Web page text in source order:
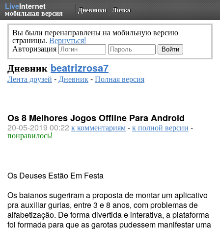
LiveInternet
мобильная версия Дневники Личка
Вы были перенаправлены на мобильную версию
страницы. Вернуться!
Авторизация
Дневник beatrizrosa7
Лента друзей -Дневник-Полная версия
Os 8 Melhores Jogos Offline Para Android
20-05-2019 00:22 к комментариям-к полной версии -
понравилось!
Os Deuses Estão Em Festa
Os baianos sugeriram a proposta de montar um aplicativo
pra auxiliar gurias, entre 3 e 8 anos, com problemas de
alfabetização. De forma divertida e interativa, a plataforma
foi formada para que as garotas pudessem manifestar uma